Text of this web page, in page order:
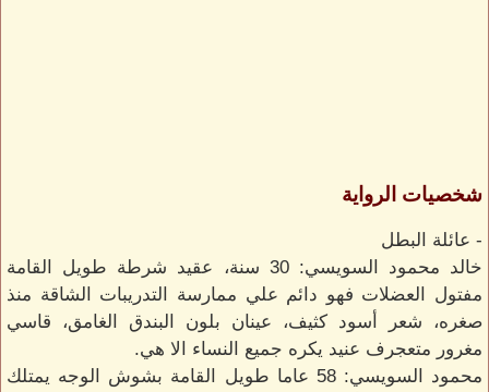
شخصيات الرواية
- عائلة البطل
خالد محمود السويسي: 30 سنة، عقيد شرطة طويل القامة
مفتول العضلات فهو دائم علي ممارسة التدريبات الشاقة منذ
صغره، شعر أسود كثيف، عينان بلون البندق الغامق، قاسي
مغرور متعجرف عنيد يكره جميع النساء الا هي.
محمود السويسي: 58 عاما طويل القامة بشوش الوجه يمتلك